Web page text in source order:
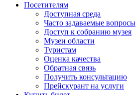
Посетителям
Доступная среда
Часто задаваемые вопросы
Доступ к собранию музея
Музеи области
Туристам
Оценка качества
Обратная связь
Получить консультацию
Прейскурант на услуги